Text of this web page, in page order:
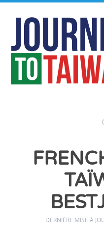
DERNIÈRE MISE À